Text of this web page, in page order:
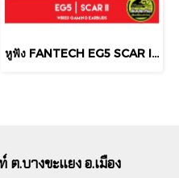
หูฟัง FANTECH EG5 SCAR II HEADSET IN-EAR FANTECH EG5
.บางขะแยง อ.เมือง